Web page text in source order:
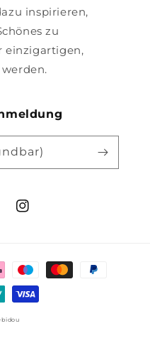
inspirieren,
zu
einzigartigen,
Instagram